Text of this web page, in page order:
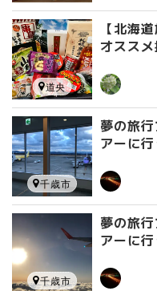
【北海
オスス
道央
夢の旅
アーに
千歳市
夢の旅
アーに
千歳市